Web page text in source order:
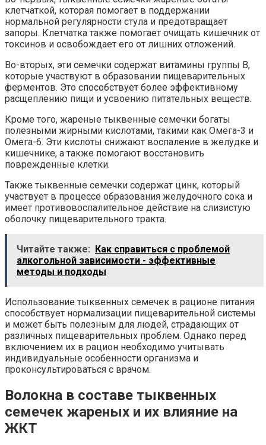
клетчаткой, которая помогает в поддержании
нормальной регулярности стула и предотвращает
запоры. Клетчатка также помогает очищать кишечник от
токсинов и освобождает его от лишних отложений.
Во-вторых, эти семечки содержат витамины группы В,
которые участвуют в образовании пищеварительных
ферментов. Это способствует более эффективному
расщеплению пищи и усвоению питательных веществ.
Кроме того, жареные тыквенные семечки богаты
полезными жирными кислотами, такими как Омега-3 и
Омега-6. Эти кислоты снижают воспаление в желудке и
кишечнике, а также помогают восстановить
поврежденные клетки.
Также тыквенные семечки содержат цинк, который
участвует в процессе образования желудочного сока и
имеет противовоспалительное действие на слизистую
оболочку пищеварительного тракта.
Читайте также: Как справиться с проблемой
алкогольной зависимости - эффективные
методы и подходы
Использование тыквенных семечек в рационе питания
способствует нормализации пищеварительной системы
и может быть полезным для людей, страдающих от
различных пищеварительных проблем. Однако перед
включением их в рацион необходимо учитывать
индивидуальные особенности организма и
проконсультироваться с врачом.
Волокна в составе тыквенных
семечек жареных и их влияние на
ЖКТ